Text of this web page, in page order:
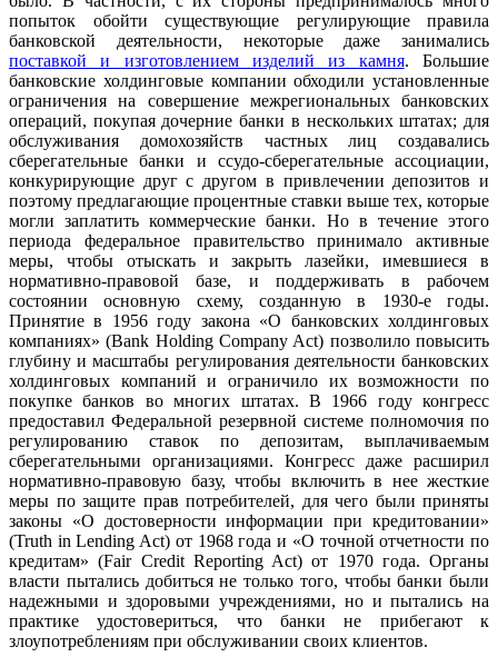
попыток обойти существующие регулирующие правила
банковской деятельности, некоторые даже занимались
поставкой и изготовлением изделий из камня. Большие
банковские холдинговые компании обходили установленные
ограничения на совершение межрегиональных банковских
операций, покупая дочерние банки в нескольких штатах; для
обслуживания домохозяйств частных лиц создавались
сберегательные банки и ссудо-сберегательные ассоциации,
конкурирующие друг с другом в привлечении депозитов и
поэтому предлагающие процентные ставки выше тех, которые
могли заплатить коммерческие банки. Но в течение этого
периода федеральное правительство принимало активные
меры, чтобы отыскать и закрыть лазейки, имевшиеся в
нормативно-правовой базе, и поддерживать в рабочем
состоянии основную схему, созданную в 1930-е годы.
Принятие в 1956 году закона «О банковских холдинговых
компаниях» (Bank Holding Company Act) позволило повысить
глубину и масштабы регулирования деятельности банковских
холдинговых компаний и ограничило их возможности по
покупке банков во многих штатах. В 1966 году конгресс
предоставил Федеральной резервной системе полномочия по
регулированию ставок по депозитам, выплачиваемым
сберегательными организациями. Конгресс даже расширил
нормативно-правовую базу, чтобы включить в нее жесткие
меры по защите прав потребителей, для чего были приняты
законы «О достоверности информации при кредитовании»
(Truth in Lending Act) от 1968 года и «О точной отчетности по
кредитам» (Fair Credit Reporting Act) от 1970 года. Органы
власти пытались добиться не только того, чтобы банки были
надежными и здоровыми учреждениями, но и пытались на
практике удостовериться, что банки не прибегают к
злоупотреблениям при обслуживании своих клиентов.